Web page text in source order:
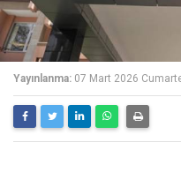
Yayınlanma: 07 Mart 2026